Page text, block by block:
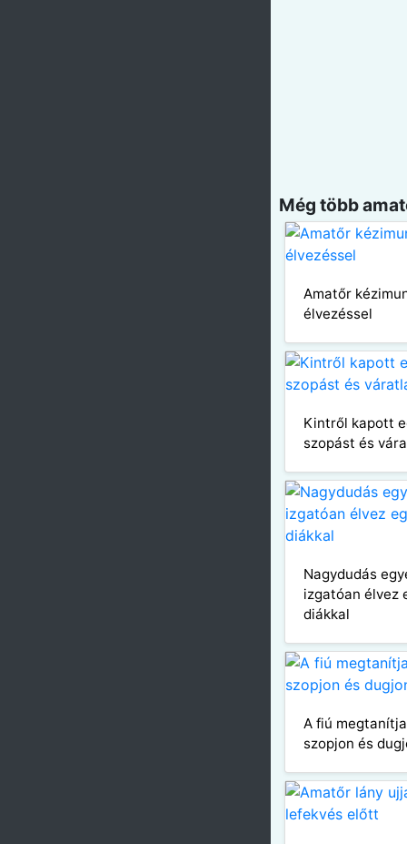
Még több
Amatőr
élvezéssel
Kintről kapott
szopást és
Nagydudás
izgatóan élvez
diákkal
A fiú
szopjon és